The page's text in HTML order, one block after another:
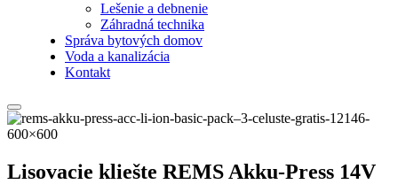
Lešenie a debnenie
Záhradná technika
Správa bytových domov
Voda a kanalizácia
Kontakt
Lisovacie kliešte REMS Akku-Press 14V